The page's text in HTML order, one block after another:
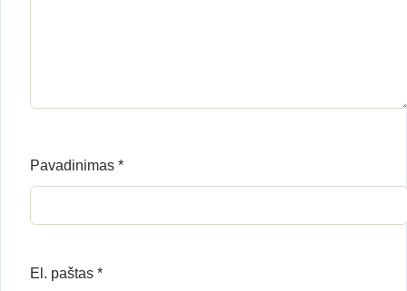
Pavadinimas *
El. paštas *